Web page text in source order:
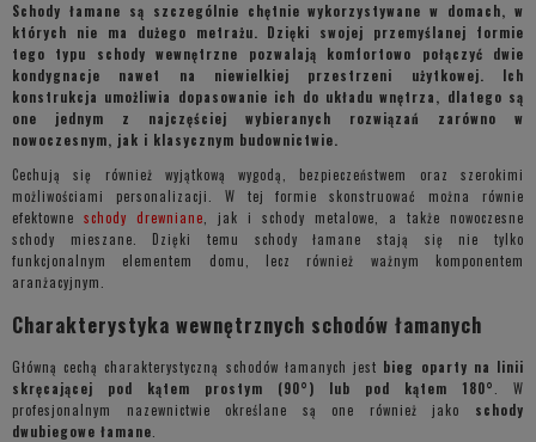
Schody łamane są szczególnie chętnie wykorzystywane w domach, w
których nie ma dużego metrażu. Dzięki swojej przemyślanej formie
tego typu schody wewnętrzne pozwalają komfortowo połączyć dwie
kondygnacje nawet na niewielkiej przestrzeni użytkowej. Ich
konstrukcja umożliwia dopasowanie ich do układu wnętrza, dlatego są
one jednym z najczęściej wybieranych rozwiązań zarówno w
nowoczesnym, jak i klasycznym budownictwie.
Cechują się również wyjątkową wygodą, bezpieczeństwem oraz szerokimi
możliwościami personalizacji. W tej formie skonstruować można równie
efektowne schody drewniane, jak i schody metalowe, a także nowoczesne
schody mieszane. Dzięki temu schody łamane stają się nie tylko
funkcjonalnym elementem domu, lecz również ważnym komponentem
aranżacyjnym.
Charakterystyka wewnętrznych schodów łamanych
Główną cechą charakterystyczną schodów łamanych jest bieg oparty na linii
skręcającej pod kątem prostym (90°) lub pod kątem 180°
. W
profesjonalnym nazewnictwie określane są one również jako schody
dwubiegowe łamane